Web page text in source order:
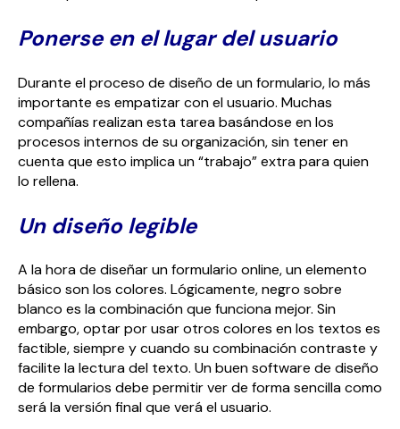
Ponerse en el lugar del usuario
Durante el proceso de diseño de un formulario, lo más
importante es empatizar con el usuario. Muchas
compañías realizan esta tarea basándose en los
procesos internos de su organización, sin tener en
cuenta que esto implica un “trabajo” extra para quien
lo rellena.
Un diseño legible
A la hora de diseñar un formulario online, un elemento
básico son los colores. Lógicamente, negro sobre
blanco es la combinación que funciona mejor. Sin
embargo, optar por usar otros colores en los textos es
factible, siempre y cuando su combinación contraste y
facilite la lectura del texto. Un buen software de diseño
de formularios debe permitir ver de forma sencilla como
será la versión final que verá el usuario.